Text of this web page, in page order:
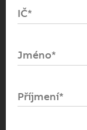
IČ*
Jméno*
Příjmení*